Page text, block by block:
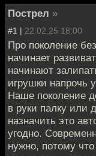
Пострел »
#1 | 22.02.25 18:00
Про поколение
начинает
начинают
игрушки напрочь
Наше поколение
в руки палку или
назначить это
угодно.
нужно, потому